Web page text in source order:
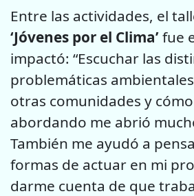
Entre las actividades, el
‘Jóvenes por el Clima’fue
impactó: “Escuchar las
problemáticas
otras comunidades y
abordando me abrió
También me ayudó a
formas de actuar en mi
darme cuenta de que